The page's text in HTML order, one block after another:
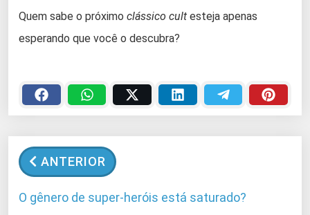
Quem sabe o próximo clássico cult esteja apenas
esperando que você o descubra?
ANTERIOR
O gênero de super-heróis está saturado?